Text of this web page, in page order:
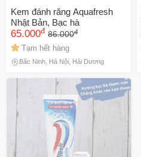
Kem đánh răng Aquafresh
Nhật Bản, Bạc hà
65.000đ 86.000đ
Tạm hết hàng
Bắc Ninh, Hà Nội, Hải Dương